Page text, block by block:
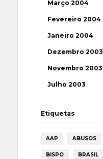
Março 2004
Fevereiro 2004
Janeiro 2004
Dezembro 2003
Novembro 2003
Julho 2003
Etiquetas
AAP ABUSOS
BISPO BRASIL